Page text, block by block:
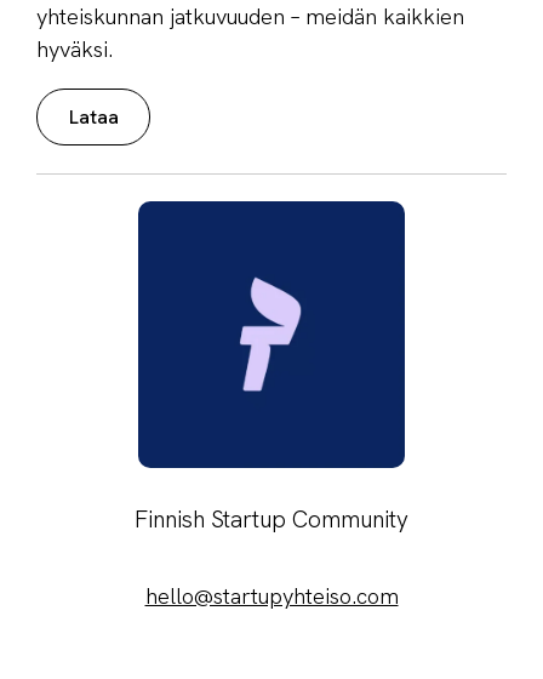
yhteiskunnan jatkuvuuden – meidän kaikkien
hyväksi.
Lataa
Finnish Startup Community
hello@startupyhteiso.com